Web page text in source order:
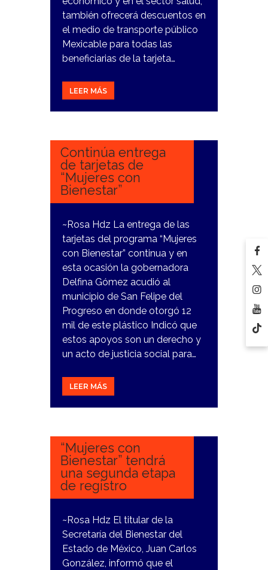
también ofrecerá descuentos en
el medio de transporte público
Mexicable para todas las
beneficiarias de la tarjeta…
LEER MÁS
21
Continúa entrega
de tarjetas de
“Mujeres con
Bienestar”
~Rosa Hdz La entrega de las
tarjetas del programa “Mujeres
con Bienestar” continua y en
esta ocasión la gobernadora
Delfina Gómez acudió al
municipio de San Felipe del
Progreso en donde otorgó 12
mil de este plástico Indicó que
estos apoyos son un derecho y
un acto de justicia social para…
LEER MÁS
14
“Mujeres con
Bienestar” tendrá
una segunda etapa
de registro
~Rosa Hdz El titular de la
Secretaría del Bienestar del
Estado de México, Juan Carlos
González, informó que el